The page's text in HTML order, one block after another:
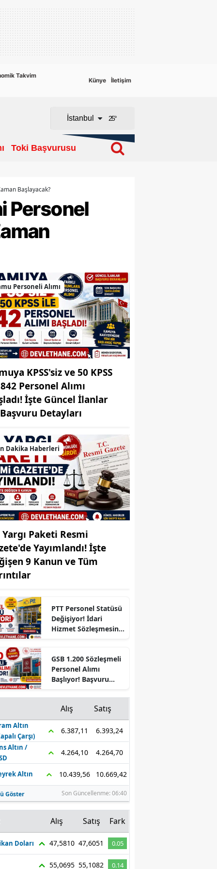
Takvim
Künye İletişim
İstanbul
Adana
Adıyaman
Balıkesir
Bolu
Burdur
Bursa
Çanakkale
Çankırı
Çorum
Edirne
Elazığ
Erzincan
Erzurum
Gaziantep
Giresun
Hakkari
Hatay
Mersin
İstanbul
Kastamonu
Kayseri
Kırklareli
Kırşehir
Kocaeli
Konya
Kütahya
25°
Toki Başvurusu
Başlayacak?
Personel
Personeli Alımı
KPSS'siz ve 50 KPSS
Personel Alımı
İşte Güncel İlanlar
Detayları
Dakika Haberleri
Yargı Paketi Resmi
Yayımlandı! İşte
9 Kanun ve Tüm
PTT Personel Statüsü
Değişiyor! İdari
Hizmet Sözleşmesine
GSB 1.200 Sözleşmeli
Personel Alımı
Başlıyor! Başvuru
Açıklandı
Alış Satış
Altın
Çarşı)
6.387,11 6.393,24
Altın /
4.264,10 4.264,70
Altın 10.439,56 10.669,42
Göster Son Güncellenme: 06:40
Alış Satış Fark
Doları 47,5810 47,6051 0.05
55,0695 55,1082 0.14